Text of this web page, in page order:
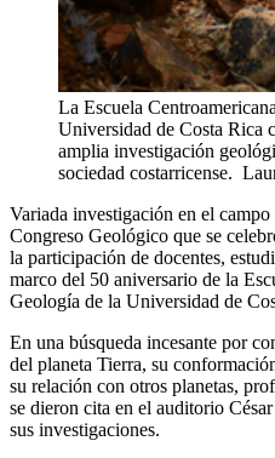
La Escuela
Universidad de Costa Rica
amplia investigación
sociedad costarricense.
Variada investigación en el
Congreso Geológico que se
la participación de docentes,
marco del 50 aniversario de la
Geología de la Universidad de
En una búsqueda incesante por
del planeta Tierra, su
su relación con otros planetas,
se dieron cita en el auditorio
sus investigaciones.